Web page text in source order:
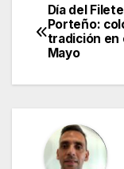
de
Día del
Porteño:
tradición en
Mayo